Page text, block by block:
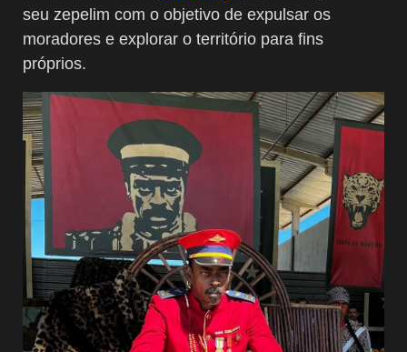
seu zepelim com o objetivo de expulsar os
moradores e explorar o território para fins
próprios.